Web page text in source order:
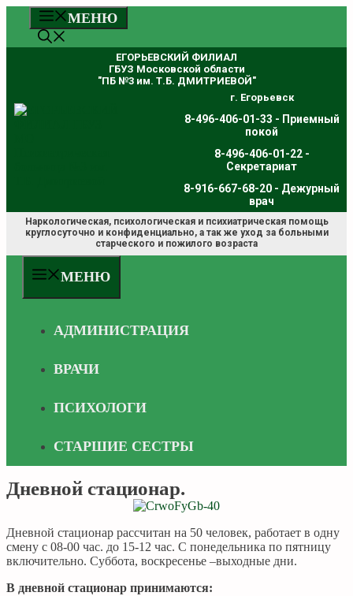
Перейти
содержимому
МЕНЮ
ЕГОРЬЕВСКИЙ ФИЛИАЛ
ГБУЗ Московской области
"ПБ №3 им. Т.Б. ДМИТРИЕВОЙ"
г. Егорьевск
8-496-406-01-33 - Приемный
покой
8-496-406-01-22 -
Секретариат
8-916-667-68-20 - Дежурный
врач
Наркологическая, психологическая и психиатрическая помощь
круглосуточно и конфиденциально, а так же уход за больными
старческого и пожилого возраста
МЕНЮ
АДМИНИСТРАЦИЯ
ВРАЧИ
ПСИХОЛОГИ
СТАРШИЕ СЕСТРЫ
Дневной стационар.
Дневной стационар рассчитан на 50 человек, работает в одну
смену с 08-00 час. до 15-12 час. С понедельника по пятницу
включительно. Суббота, воскресенье –выходные дни.
В дневной стационар принимаются: